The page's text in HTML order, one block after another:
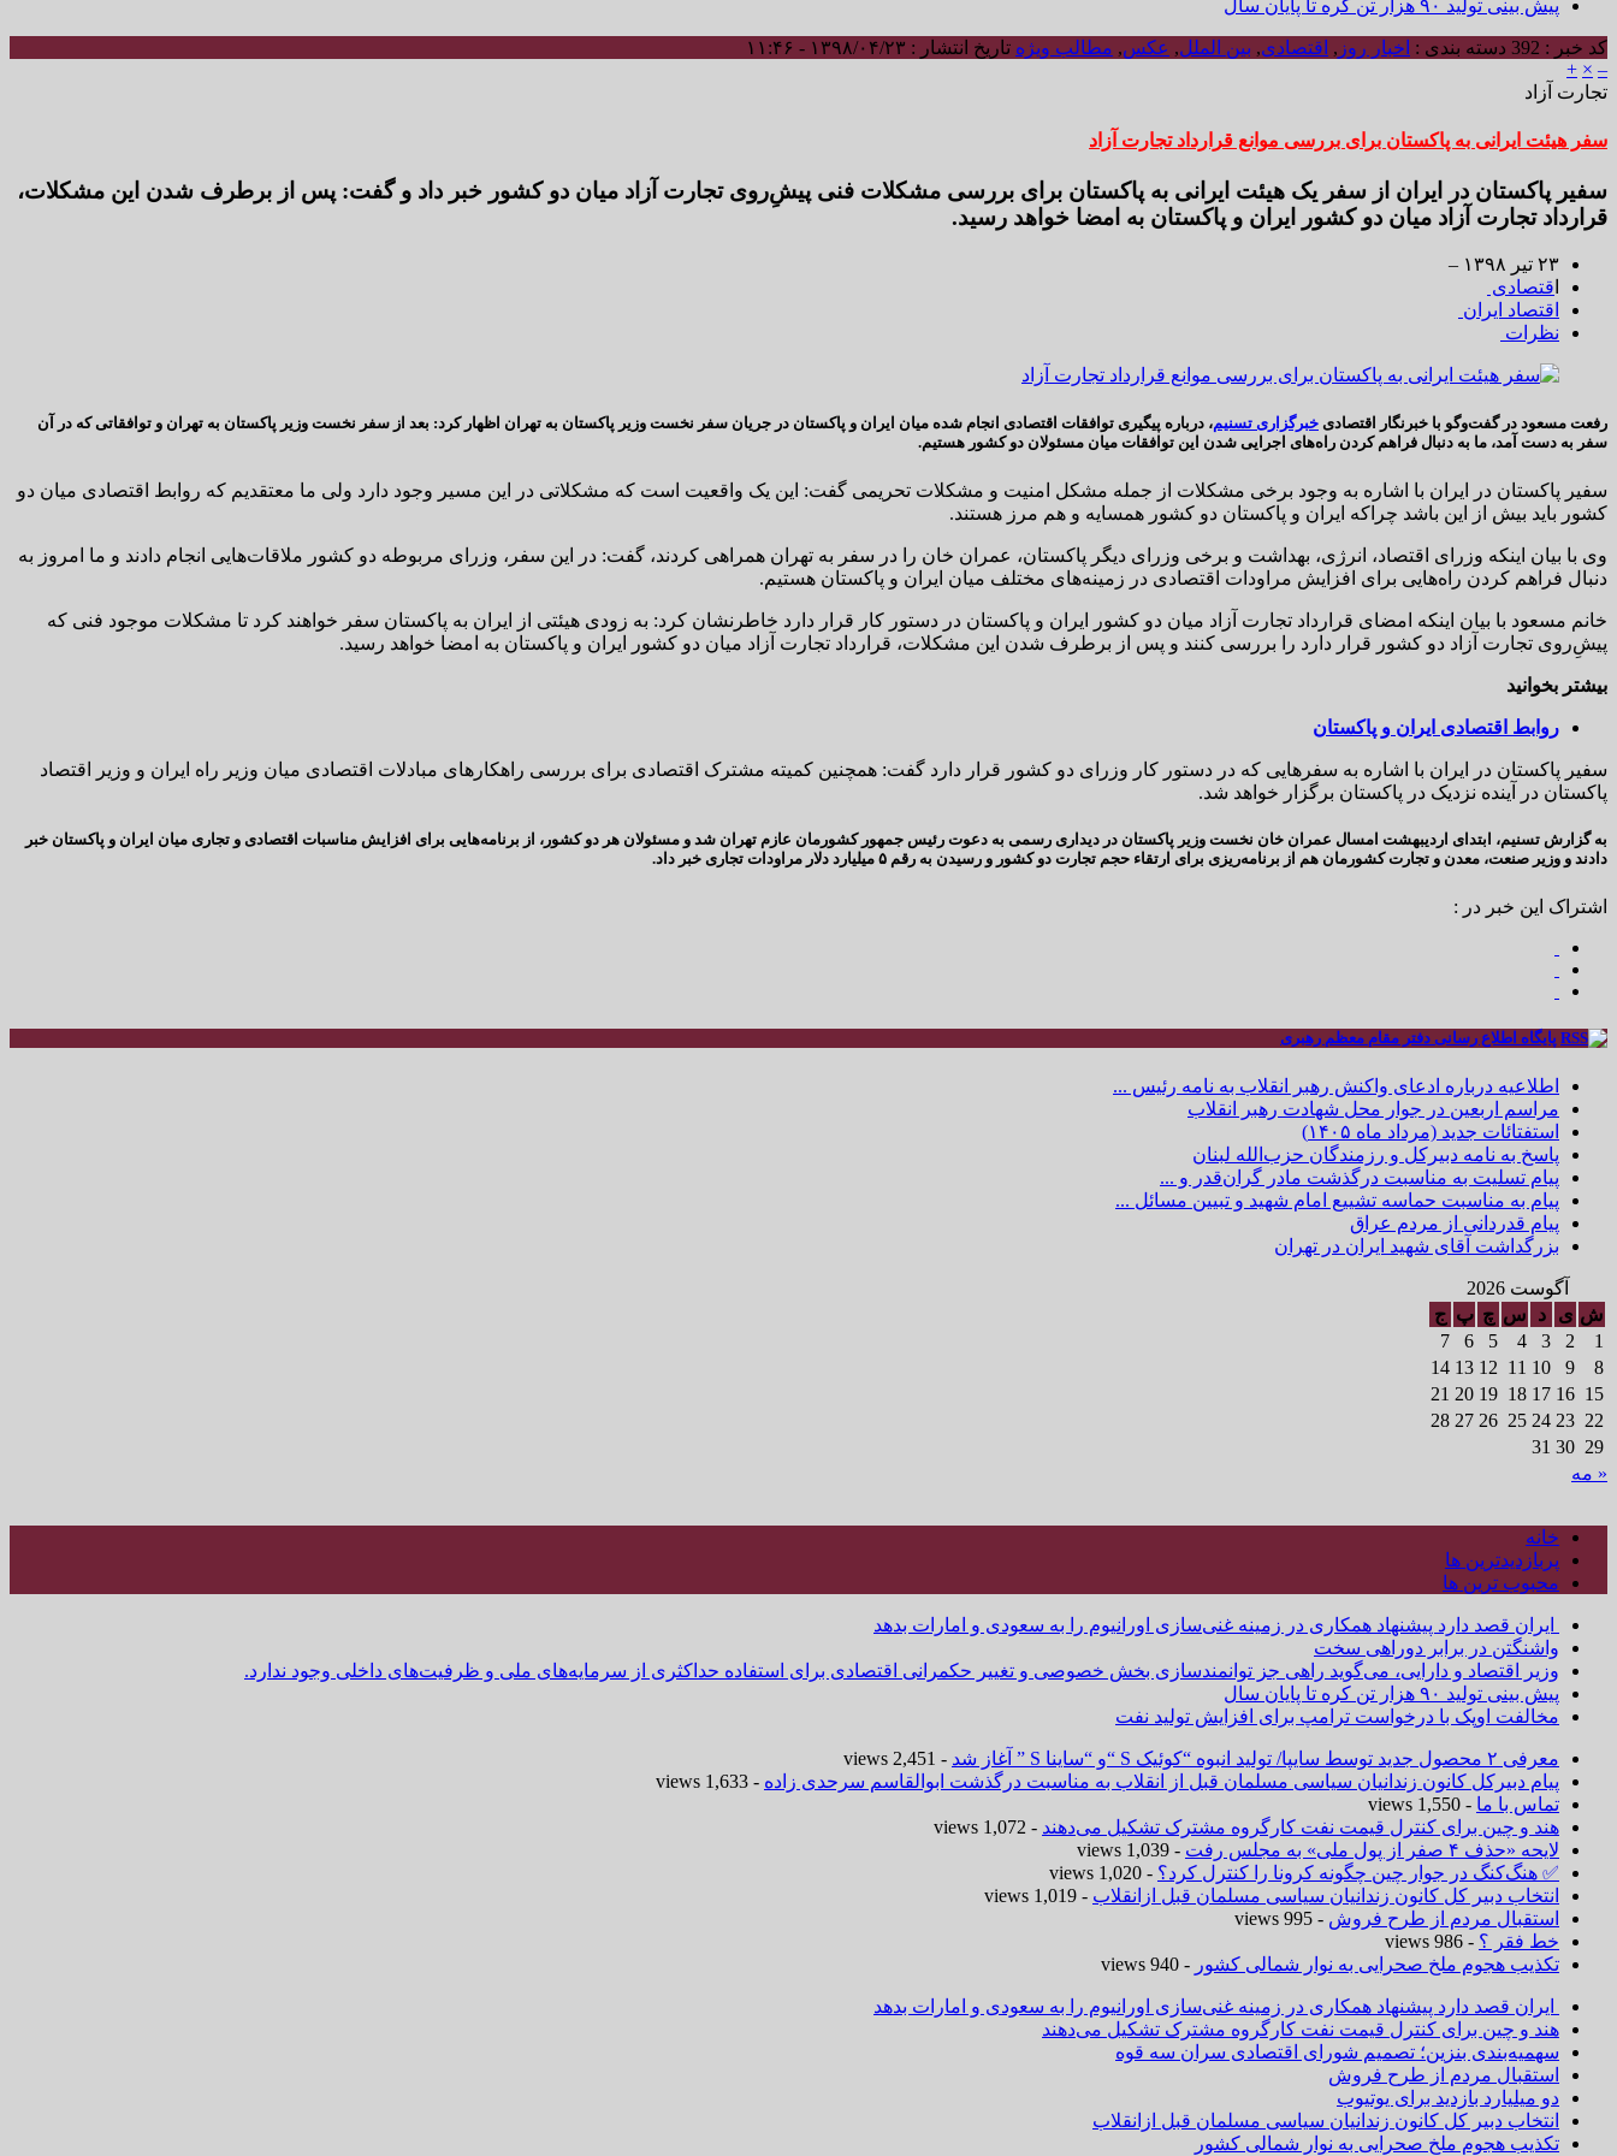
پیش بینی تولید ۹۰ هزار تن کره تا پایان سال
کد خبر : 392 دسته بندی : اخبار روز , اقتصادی, بین الملل, عکس, مطالب ویژه تاریخ انتشار : ۱۳۹۸/۰۴/۲۳ - ۱۱:۴۶
–
×
+
تجارت آزاد
سفر هیئت ایرانی به پاکستان برای بررسی موانع قرارداد تجارت آزاد
سفیر پاکستان در ایران از سفر یک هیئت ایرانی به پاکستان برای بررسی مشکلات فنی پیشِ‌روی تجارت آزاد میان دو کشور خبر داد و گفت: پس از برطرف شدن این مشکلات،
قرارداد تجارت آزاد میان دو کشور ایران و پاکستان به امضا خواهد رسید.
۲۳ تير ۱۳۹۸ –
قتصادی
اقتصاد ایران
نظرات
رفعت مسعود در گفت‌وگو با خبرنگار اقتصادی خبرگزاری تسنیم، درباره پیگیری توافقات اقتصادی انجام شده میان ایران و پاکستان در جریان سفر نخست وزیر پاکستان به تهران اظهار کرد: بعد از سفر نخست وزیر پاکستان به تهران و توافقاتی که در آن
سفر به دست آمد، ما به دنبال فراهم کردن راه‌های اجرایی شدن این توافقات میان مسئولان دو کشور هستیم.
سفیر پاکستان در ایران با اشاره به وجود برخی مشکلات از جمله مشکل امنیت و مشکلات تحریمی گفت: این یک واقعیت است که مشکلاتی در این مسیر وجود دارد ولی ما معتقدیم که روابط اقتصادی میان دو
کشور باید بیش از این باشد چراکه ایران و پاکستان دو کشور همسایه و هم مرز هستند.
وی با بیان اینکه وزرای اقتصاد، انرژی، بهداشت و برخی وزرای دیگر پاکستان، عمران خان را در سفر به تهران همراهی کردند، گفت: در این سفر، وزرای مربوطه دو کشور ملاقات‌هایی انجام دادند و ما امروز به
دنبال فراهم کردن راه‌هایی برای افزایش مراودات اقتصادی در زمینه‌های مختلف میان ایران و پاکستان هستیم.
خانم مسعود با بیان اینکه امضای قرارداد تجارت آزاد میان دو کشور ایران و پاکستان در دستور کار قرار دارد خاطرنشان کرد: به زودی هیئتی از ایران به پاکستان سفر خواهند کرد تا مشکلات موجود فنی که
پیش‌ِروی تجارت آزاد دو کشور قرار دارد را بررسی کنند و پس از برطرف شدن این مشکلات، قرارداد تجارت آزاد میان دو کشور ایران و پاکستان به امضا خواهد رسید.
بیشتر بخوانید
روابط اقتصادی ایران و پاکستان
سفیر پاکستان در ایران با اشاره به سفرهایی که در دستور کار وزرای دو کشور قرار دارد گفت: همچنین کمیته مشترک اقتصادی برای بررسی راهکارهای مبادلات اقتصادی میان وزیر راه ایران و وزیر اقتصاد
پاکستان در آینده نزدیک در پاکستان برگزار خواهد شد.
به گزارش تسنیم، ابتدای اردیبهشت امسال عمران خان نخست وزیر پاکستان در دیداری رسمی به دعوت رئیس جمهور کشورمان عازم تهران شد و مسئولان هر دو کشور، از برنامه‌هایی برای افزایش مناسبات اقتصادی و تجاری میان ایران و پاکستان خبر
دادند و وزیر صنعت، معدن و تجارت کشورمان هم از برنامه‌ریزی برای ارتقاء حجم تجارت دو کشور و رسیدن به رقم ۵ میلیارد دلار مراودات تجاری خبر داد.
اشتراک این خبر در :
پایگاه اطلاع رسانی دفتر مقام معظم رهبری
اطلاعیه درباره ادعای واکنش رهبر انقلاب به نامه رئیس ...
مراسم اربعین در جوار محل شهادت رهبر انقلاب
استفتائات جدید (مرداد ماه ۱۴۰۵)
پاسخ به نامه دبیرکل و رزمندگان حزب‌الله لبنان
پیام تسلیت به مناسبت درگذشت مادر گران‌قدر و ...
پیام به مناسبت حماسه تشییع امام شهید و تبیین مسائل ...
پیام قدردانی از مردم عراق
بزرگداشت آقای شهید ایران در تهران
آگوست 2026
ش ی د س چ پ ج
1
2
3
4
5
6
7
8
9
10
11
12
13
14
15
16
17
18
19
20
21
22
23
24
25
26
27
28
29
30
31
« مه
خانه
پربازدیدترین ها
محبوب ترین ها
ایران قصد دارد پیشنهاد همکاری در زمینه غنی‌سازی اورانیوم را به سعودی و امارات بدهد
واشنگتن در برابر دوراهی سخت
وزیر اقتصاد و دارایی، می‌گوید راهی جز توانمندسازی بخش خصوصی و تغییر حکمرانی اقتصادی برای استفاده حداکثری از سرمایه‌های ملی و ظرفیت‌های داخلی وجود ندارد.
پیش بینی تولید ۹۰ هزار تن کره تا پایان سال
مخالفت اوپک با درخواست ترامپ برای افزایش تولید نفت
معرفی ۲ محصول جدید توسط سایپا/ تولید انبوه “کوئیک S “و “ساینا S ” آغاز شد
- 2,451 views
پیام دبیرکل کانون زندانیان سیاسی مسلمان قبل از انقلاب به مناسبت درگذشت ابوالقاسم سرحدی زاده - 1,633 views
تماس با ما - 1,550 views
هند و چین برای کنترل قیمت نفت کارگروه مشترک تشکیل می‌دهند - 1,072 views
لایحه «حذف ۴ صفر از پول ملی» به مجلس رفت
- 1,039 views
✅ هنگ‌کنگ در جوار چین چگونه کرونا را کنترل کرد؟ - 1,020 views
انتخاب دبیر کل کانون زندانیان سیاسی مسلمان قبل ازانقلاب - 1,019 views
استقبال مردم از طرح فروش - 995 views
خط فقر ؟ - 986 views
تکذیب هجوم ملخ صحرایی به نوار شمالی کشور - 940 views
ایران قصد دارد پیشنهاد همکاری در زمینه غنی‌سازی اورانیوم را به سعودی و امارات بدهد
هند و چین برای کنترل قیمت نفت کارگروه مشترک تشکیل می‌دهند
سهمیه‌بندی بنزین؛ تصمیم شورای اقتصادی سران سه قوه
استقبال مردم از طرح فروش
دو میلیارد بازدید برای یوتیوب
انتخاب دبیر کل کانون زندانیان سیاسی مسلمان قبل ازانقلاب
تکذیب هجوم ملخ صحرایی به نوار شمالی کشور